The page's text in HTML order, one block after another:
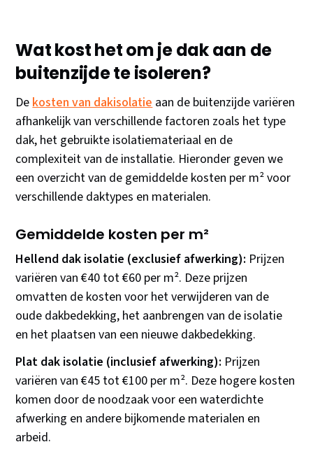
Wat kost het om je dak aan de
buitenzijde te isoleren?
Dekosten van dakisolatieaan de buitenzijde variëren
afhankelijk van verschillende factoren zoals het type
dak, het gebruikte isolatiemateriaal en de
complexiteit van de installatie. Hieronder geven we
een overzicht van de gemiddelde kosten per m² voor
verschillende daktypes en materialen.
Gemiddelde kosten per m²
Hellend dak isolatie (exclusief afwerking): Prijzen
variëren van €40 tot €60 per m². Deze prijzen
omvatten de kosten voor het verwijderen van de
oude dakbedekking, het aanbrengen van de isolatie
en het plaatsen van een nieuwe dakbedekking.
Plat dak isolatie (inclusief afwerking): Prijzen
variëren van €45 tot €100 per m². Deze hogere kosten
komen door de noodzaak voor een waterdichte
afwerking en andere bijkomende materialen en
arbeid.